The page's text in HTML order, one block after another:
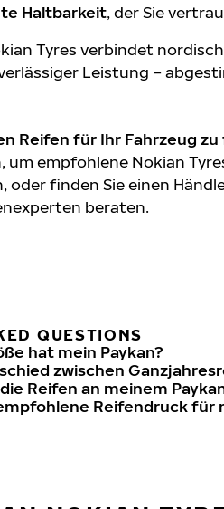
Haltbarkeit, der Sie
Tyres verbindet
Leistung –
Reifen für Ihr Fahrzeug zu
um empfohlene Nokian
oder finden Sie einen
beraten.
QUESTIONS
hat mein Paykan?
zwischen
Reifen an meinem
Reifendruck für